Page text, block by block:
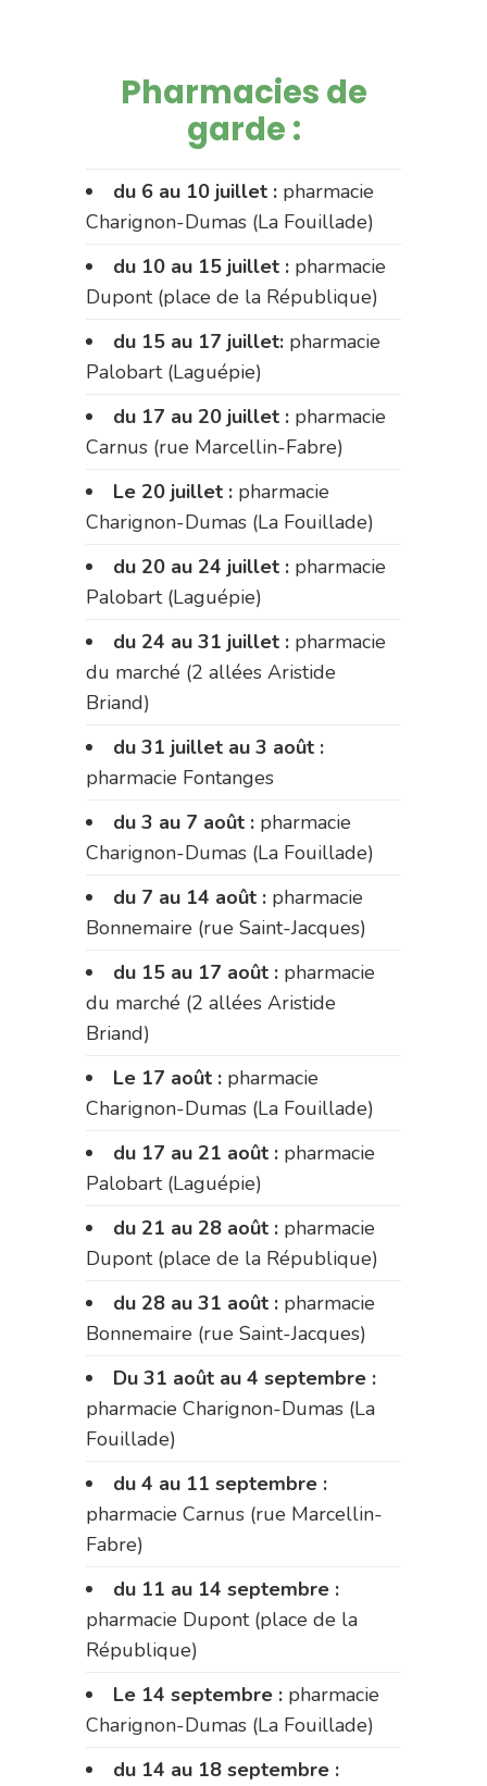
Pharmacies de
garde :
du 6 au 10 juillet : pharmacie
Charignon-Dumas (La Fouillade)
du 10 au 15 juillet : pharmacie
Dupont (place de la République)
du 15 au 17 juillet: pharmacie
Palobart (Laguépie)
du 17 au 20 juillet : pharmacie
Carnus (rue Marcellin-Fabre)
Le 20 juillet : pharmacie
Charignon-Dumas (La Fouillade)
du 20 au 24 juillet : pharmacie
Palobart (Laguépie)
du 24 au 31 juillet : pharmacie
du marché (2 allées Aristide
Briand)
du 31 juillet au 3 août :
pharmacie Fontanges
du 3 au 7 août : pharmacie
Charignon-Dumas (La Fouillade)
du 7 au 14 août : pharmacie
Bonnemaire (rue Saint-Jacques)
du 15 au 17 août : pharmacie
du marché (2 allées Aristide
Briand)
Le 17 août : pharmacie
Charignon-Dumas (La Fouillade)
du 17 au 21 août : pharmacie
Palobart (Laguépie)
du 21 au 28 août : pharmacie
Dupont (place de la République)
du 28 au 31 août : pharmacie
Bonnemaire (rue Saint-Jacques)
Du 31 août au 4 septembre :
pharmacie Charignon-Dumas (La
Fouillade)
du 4 au 11 septembre :
pharmacie Carnus (rue Marcellin-
Fabre)
du 11 au 14 septembre :
pharmacie Dupont (place de la
République)
Le 14 septembre : pharmacie
Charignon-Dumas (La Fouillade)
du 14 au 18 septembre :